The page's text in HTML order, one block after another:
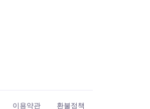
이용약관 환불정책